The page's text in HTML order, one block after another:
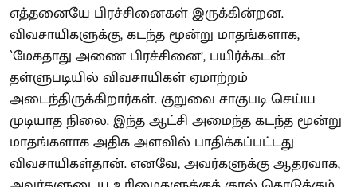
எத்தனையே பிரச்சினைகள் இருக்கின்றன.
விவசாயிகளுக்கு, கடந்த மூன்று மாதங்களாக,
`மேகதாது அணை பிரச்சினை’, பயிர்க்கடன்
தள்ளுபடியில் விவசாயிகள் ஏமாற்றம்
அடைந்திருக்கிறார்கள். குறுவை சாகுபடி செய்ய
முடியாத நிலை. இந்த ஆட்சி அமைந்த கடந்த மூன்று
மாதங்களாக அதிக அளவில் பாதிக்கப்பட்டது
விவசாயிகள்தான். எனவே, அவர்களுக்கு ஆதரவாக,